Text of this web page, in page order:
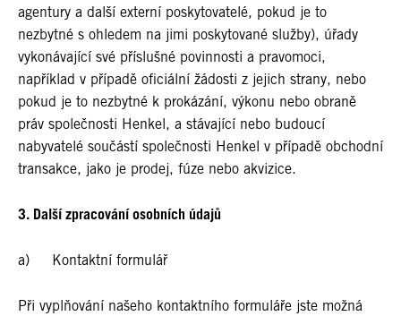
agentury a další externí poskytovatelé, pokud je to
nezbytné s ohledem na jimi poskytované služby), úřady
vykonávající své příslušné povinnosti a pravomoci,
například v případě oficiální žádosti z jejich strany, nebo
pokud je to nezbytné k prokázání, výkonu nebo obraně
práv společnosti Henkel, a stávající nebo budoucí
nabyvatelé součástí společnosti Henkel v případě obchodní
transakce, jako je prodej, fúze nebo akvizice.
3. Další zpracování osobních údajů
a) Kontaktní formulář
Při vyplňování našeho kontaktního formuláře jste možná